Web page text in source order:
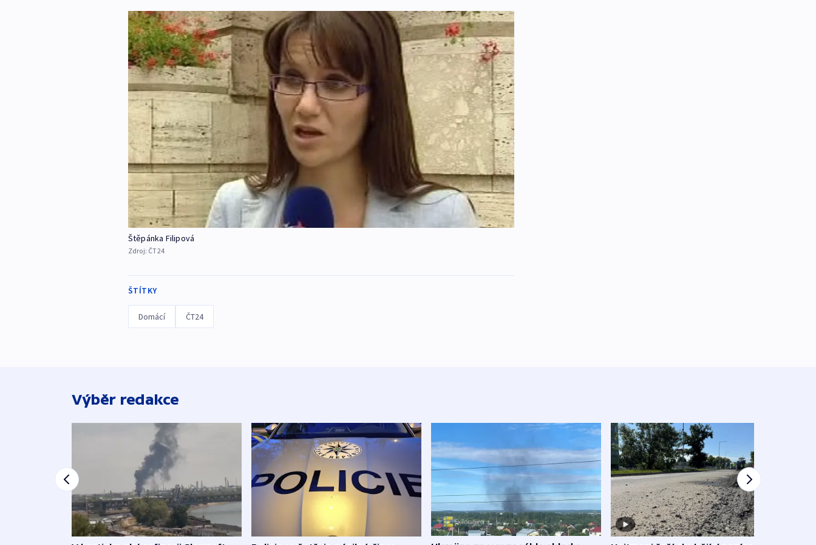
Štěpánka Filipová
Zdroj: ČT24
ŠTÍTKY
Domácí ČT24
Výběr redakce